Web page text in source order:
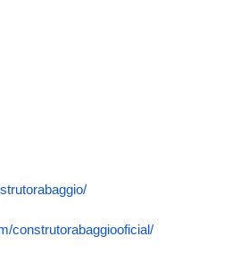
construtorabaggiooficial/